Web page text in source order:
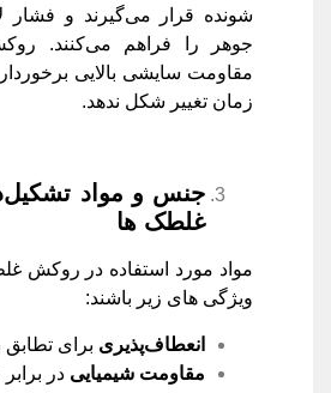
‌شونده قرار می‌گیرند و فشار
جوهر را فراهم می‌کنند.
مقاومت سایشی بالایی
زمان تغییر شکل ندهد.
جنس و مواد
غلطک ‌ها
مواد مورد استفاده در روکش
ویژگی ‌های زیر باشند:
انعطاف‌پذیری برای
مقاومت شیمیایی در